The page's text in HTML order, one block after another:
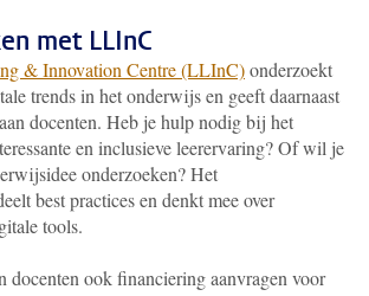
met LLInC
& Innovation Centre (LLInC)onderzoekt
trends in het onderwijs en geeft daarnaast
docenten. Heb je hulp nodig bij het
en inclusieve leerervaring? Of wil je
onderzoeken? Het
best practices en denkt mee over
tools.
ook financiering aanvragen voor